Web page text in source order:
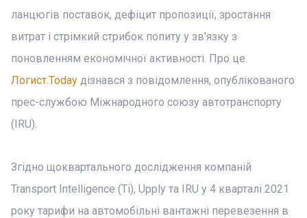
ланцюгів поставок, дефіцит пропозиції, зростання
витрат і стрімкий стрибок попиту у зв'язку з
поновленням економічної активності. Про це
Логист.Today дізнався з повідомлення, опублікованого
прес-службою Міжнародного союзу автотранспорту
(IRU).
Згідно щоквартального дослідження компаній
Transport Intelligence (Ti), Upply та IRU у 4 кварталі 2021
року тарифи на автомобільні вантажні перевезення в